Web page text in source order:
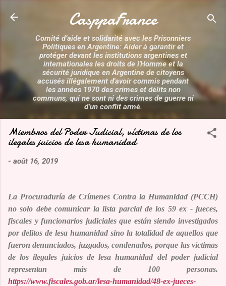
Accéder au contenu principal
CasppaFrance
Comité d’aide et solidarité avec les Prisonniers
Politiques en Argentine: Aider à garantir et
protéger devant les institutions argentines et
internationales les droits de l'Homme et la
sécurité juridique en Argentine de citoyens
accusés illégalement d'avoir commis pendant
les années 1970 des crimes et délits non
communs, qui ne sont ni des crimes de guerre ni
d’un conflit armé.
Miembros del Poder Judicial, víctimas de los
ilegales juicios de lesa humanidad
- août 16, 2019
La Procuraduría de Crímenes Contra la Humanidad (PCCH)
no solo debe comunicar la lista parcial de los 59 ex - jueces,
fiscales y funcionarios judiciales que están siendo investigados
por delitos de lesa humanidad sino la totalidad de aquellos que
fueron denunciados, juzgados, condenados, porque las víctimas
de los ilegales juicios de lesa humanidad del poder judicial
representan más de 100 personas.
https://www.fiscales.gob.ar/lesa-humanidad/48-ex-jueces-